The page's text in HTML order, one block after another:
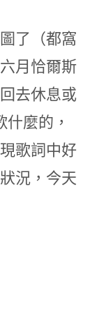
了（都窩
月恰爾斯
去休息或
麼的，
歌詞中好
況，今天